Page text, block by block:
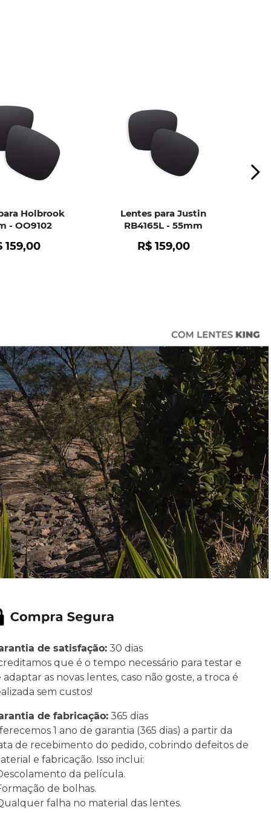
Holbrook
- OO9102
159,00
Lentes para Justin
RB4165L - 55mm
R$ 159,00
de satisfação:30 dias
que é o tempo necessário para testar e
adaptar as novas lentes, caso não goste, a troca é
sem custos!
de fabricação:365 dias
1 ano de garantia (365 dias) a partir da
de recebimento do pedido, cobrindo defeitos de
e fabricação. Isso inclui:
da película.
de bolhas.
falha no material das lentes.